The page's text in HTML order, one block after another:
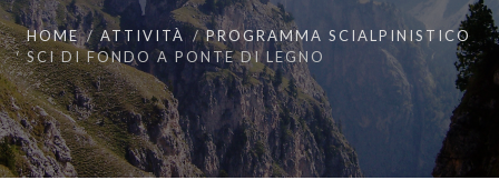
HOME ATTIVITÀ
PROGRAMMA SCIALPINISTICO
SCI DI FONDO A PONTE DI LEGNO